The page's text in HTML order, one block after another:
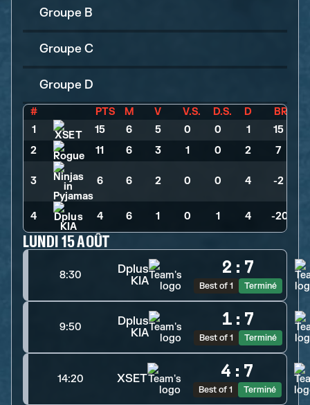
Groupe B
Groupe C
Groupe D
# PTS M V V.S. D.S. D
BR
1
15 6 5 0 0 1
15
2
11 6 3 1 0 2 7
3 6 6 2 0 0 4 -2
4 4 6 1 0 1 4 -20
LUNDI 15 AOÛT
8:30
Dplus
KIA
2 : 7
Best of 1 Terminé
9:50
Dplus
KIA
1 : 7
Best of 1 Terminé
14:20 XSET 4 : 7
Best of 1 Terminé